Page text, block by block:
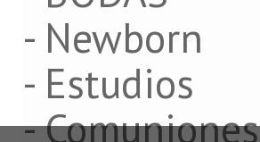
- Newborn
- Estudios
- Comuniones